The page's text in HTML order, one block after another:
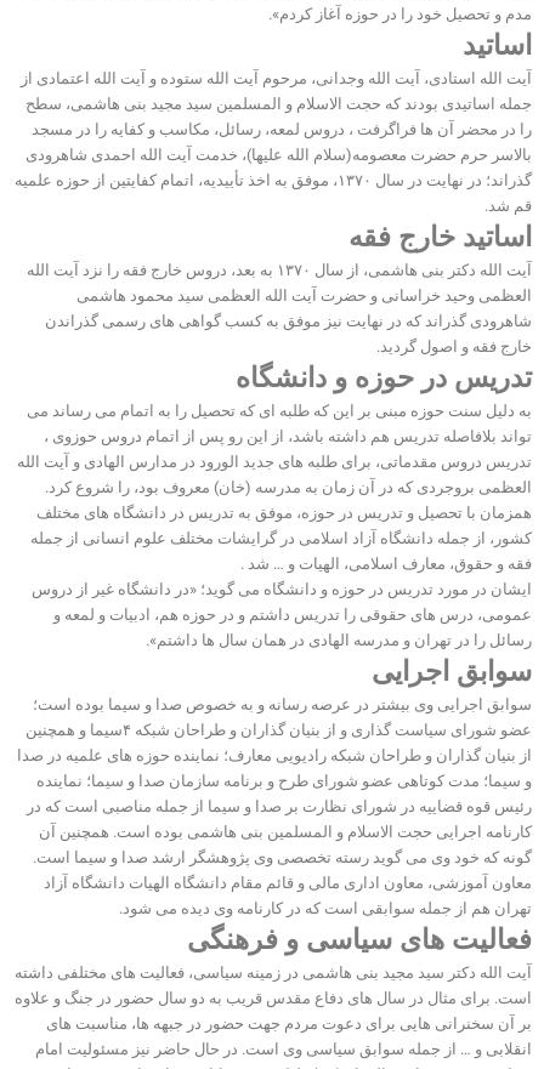
مدم و تحصیل خود را در حوزه آغاز کردم».
اساتید
آیت الله استادی، آیت الله وجدانی، مرحوم آیت الله ستوده و آیت الله اعتمادی از
جمله اساتیدی بودند که حجت الاسلام و المسلمین سید مجید بنی هاشمی، سطح
را در محضر آن ها فراگرفت ، دروس لمعه، رسائل، مکاسب و کفایه را در مسجد
بالاسر حرم حضرت معصومه(سلام الله علیها)، خدمت آیت الله احمدی شاهرودی
گذراند؛ در نهایت در سال ۱۳۷۰، موفق به اخذ تأییدیه، اتمام کفایتین از حوزه علمیه
قم شد.
اساتید خارج فقه
آیت الله دکتر بنی هاشمی، از سال ۱۳۷۰ به بعد، دروس خارج فقه را نزد آیت الله
العظمی وحید خراسانی و حضرت آیت الله العظمی سید محمود هاشمی
شاهرودی گذراند که در نهایت نیز موفق به کسب گواهی های رسمی گذراندن
خارج فقه و اصول گردید.
تدریس در حوزه و دانشگاه
به دلیل سنت حوزه مبنی بر این که طلبه ای که تحصیل را به اتمام می رساند می
تواند بلافاصله تدریس هم داشته باشد، از این رو پس از اتمام دروس حوزوی ،
تدریس دروس مقدماتی، برای طلبه های جدید الورود در مدارس الهادی و آیت الله
العظمی بروجردی که در آن زمان به مدرسه (خان) معروف بود، را شروع کرد.
همزمان با تحصیل و تدریس در حوزه، موفق به تدریس در دانشگاه های مختلف
کشور، از جمله دانشگاه آزاد اسلامی در گرایشات مختلف علوم انسانی از جمله
فقه و حقوق، معارف اسلامی، الهیات و … شد .
ایشان در مورد تدریس در حوزه و دانشگاه می گوید؛ «در دانشگاه غیر از دروس
عمومی، درس های حقوقی را تدریس داشتم و در حوزه هم، ادبیات و لمعه و
رسائل را در تهران و مدرسه الهادی در همان سال ها داشتم».
سوابق اجرایی
سوابق اجرایی وی بیشتر در عرصه رسانه و به خصوص صدا و سیما بوده است؛
عضو شورای سیاست گذاری و از بنیان گذاران و طراحان شبکه ۴سیما و همچنین
از بنیان گذاران و طراحان شبکه رادیویی معارف؛ نماینده حوزه های علمیه در صدا
و سیما؛ مدت کوتاهی عضو شورای طرح و برنامه سازمان صدا و سیما؛ نماینده
رئیس قوه قضاییه در شورای نظارت بر صدا و سیما از جمله مناصبی است که در
کارنامه اجرایی حجت الاسلام و المسلمین بنی هاشمی بوده است. همچنین آن
گونه که خود وی می گوید رسته تخصصی وی پژوهشگر ارشد صدا و سیما است.
معاون آموزشی، معاون اداری مالی و قائم مقام دانشگاه الهیات دانشگاه آزاد
تهران هم از جمله سوابقی است که در کارنامه وی دیده می شود.
فعالیت های سیاسی و فرهنگی
آیت الله دکتر سید مجید بنی هاشمی در زمینه سیاسی، فعالیت های مختلفی داشته
است. برای مثال در سال های دفاع مقدس قریب به دو سال حضور در جنگ و علاوه
بر آن سخنرانی هایی برای دعوت مردم جهت حضور در جبهه ها، مناسبت های
انقلابی و … از جمله سوابق سیاسی وی است. در حال حاضر نیز مسئولیت امام